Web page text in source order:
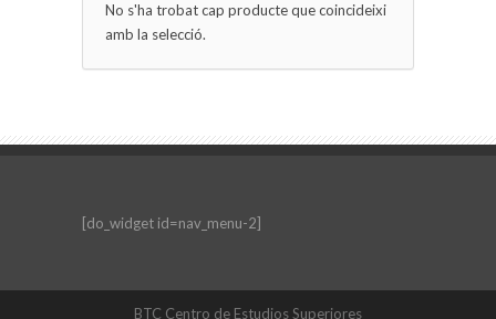
No s'ha trobat cap producte que coincideixi
amb la selecció.
[do_widget id=nav_menu-2]
BTC Centro de Estudios Superiores